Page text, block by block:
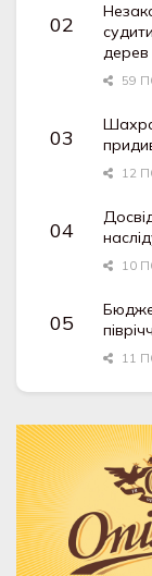
дерев
59
12
10
11